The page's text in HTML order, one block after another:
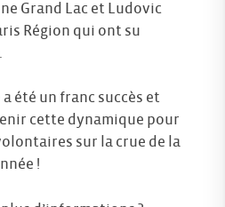
Grand Lac et Ludovic
Région qui ont su
été un franc succès et
cette dynamique pour
sur la crue de la
!